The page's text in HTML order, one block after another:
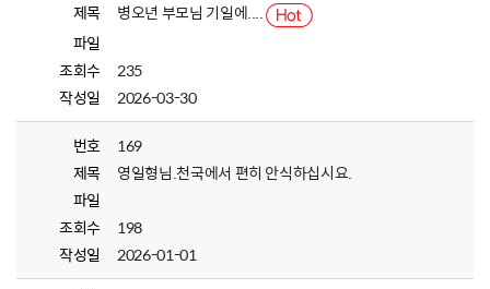
제목
병오년 부모님 기일에....
파일
조회수
235
작성일
2026-03-30
번호
169
제목
영일형님.천국에서 편히 안식하십시요.
파일
조회수
198
작성일
2026-01-01